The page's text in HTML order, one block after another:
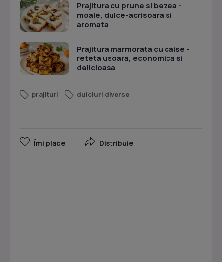
Prajitura cu prune si bezea -
moale, dulce-acrisoara si
aromata
Prajitura marmorata cu caise -
reteta usoara, economica si
delicioasa
prajituri dulciuri diverse
Îmi place Distribuie